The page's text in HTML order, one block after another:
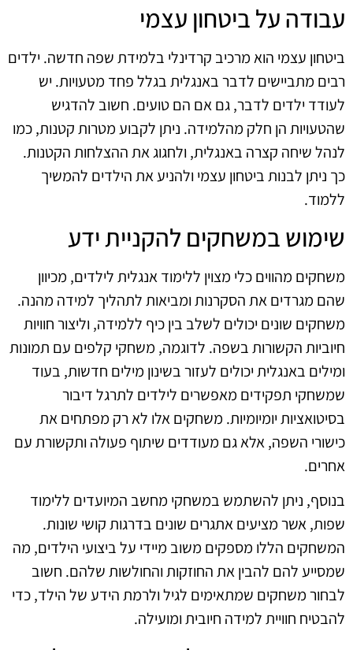
עבודה על ביטחון עצמי
ביטחון עצמי הוא מרכיב קרדינלי בלמידת שפה חדשה. ילדים
רבים מתביישים לדבר באנגלית בגלל פחד מטעויות. יש
לעודד ילדים לדבר, גם אם הם טועים. חשוב להדגיש
שהטעויות הן חלק מהלמידה. ניתן לקבוע מטרות קטנות, כמו
לנהל שיחה קצרה באנגלית, ולחגוג את ההצלחות הקטנות.
כך ניתן לבנות ביטחון עצמי ולהניע את הילדים להמשיך
ללמוד.
שימוש במשחקים להקניית ידע
משחקים מהווים כלי מצוין ללימוד אנגלית לילדים, מכיוון
שהם מגרדים את הסקרנות ומביאות לתהליך למידה מהנה.
משחקים שונים יכולים לשלב בין כיף ללמידה, וליצור חוויות
חיוביות הקשורות בשפה. לדוגמה, משחקי קלפים עם תמונות
ומילים באנגלית יכולים לעזור בשינון מילים חדשות, בעוד
שמשחקי תפקידים מאפשרים לילדים לתרגל דיבור
בסיטואציות יומיומיות. משחקים אלו לא רק מפתחים את
כישורי השפה, אלא גם מעודדים שיתוף פעולה ותקשורת עם
אחרים.
בנוסף, ניתן להשתמש במשחקי מחשב המיועדים ללימוד
שפות, אשר מציעים אתגרים שונים בדרגות קושי שונות.
המשחקים הללו מספקים משוב מיידי על ביצועי הילדים, מה
שמסייע להם להבין את החוזקות והחולשות שלהם. חשוב
לבחור משחקים שמתאימים לגיל ולרמת הידע של הילד, כדי
להבטיח חוויית למידה חיובית ומועילה.